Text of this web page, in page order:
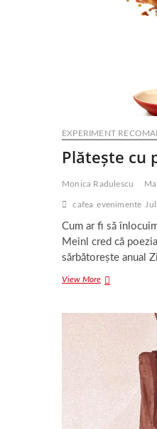
EXPERIMENT
Plătește cu
Monica Radulescu
cafea evenimente
Cum ar fi să
Meinl cred că
sărbătorește anual
View MorePlătește